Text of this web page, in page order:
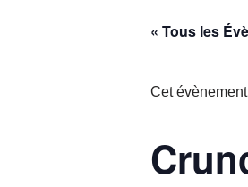
« Tous les
Cet